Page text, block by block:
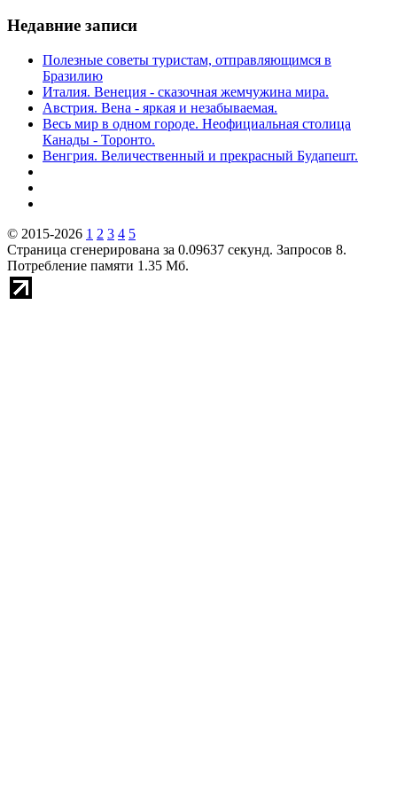
Недавние записи
Полезные советы туристам, отправляющимся в
Бразилию
Италия. Венеция - сказочная жемчужина мира.
Австрия. Вена - яркая и незабываемая.
Весь мир в одном городе. Неофициальная столица
Канады - Торонто.
Венгрия. Величественный и прекрасный Будапешт.
© 2015-2026 1 2 3 4 5
Страница сгенерирована за 0.09637 секунд. Запросов 8.
Потребление памяти 1.35 Мб.